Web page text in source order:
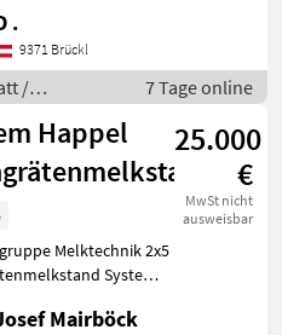
möglich. Insgesamt
Werksta
.
9371 Brückl
/
7 Tage online
Happel
25.000
€
MwSt nicht
ausweisbar
Melktechnik 2x5
System
Robotex
und Aktivpuls
Mairböck